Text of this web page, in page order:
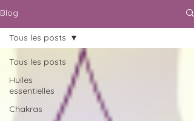
Blog
Tous les posts
Huiles
essentielles
Chakras
Tous les posts